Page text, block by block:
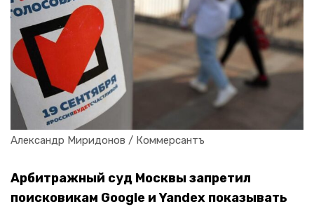
Александр Миридонов / Коммерсантъ
Арбитражный суд Москвы запретил
поисковикам Google и Yandex показывать